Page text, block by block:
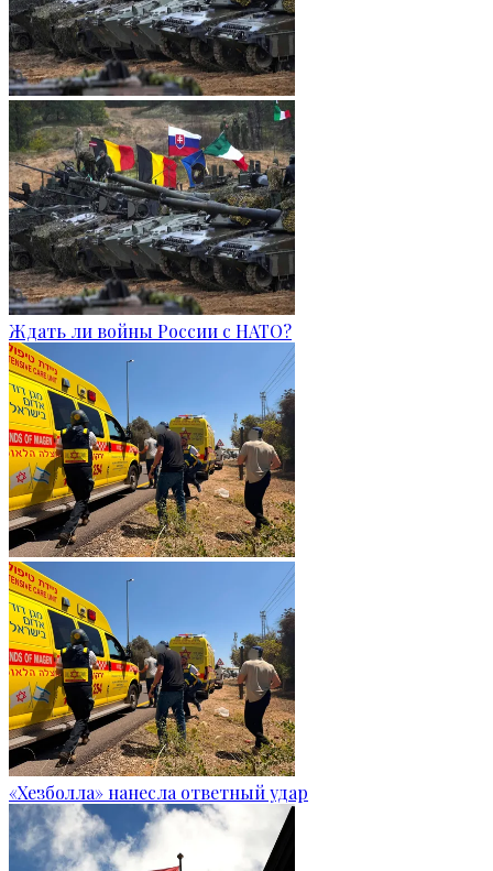
Ждать ли войны России с НАТО?
«Хезболла» нанесла ответный удар